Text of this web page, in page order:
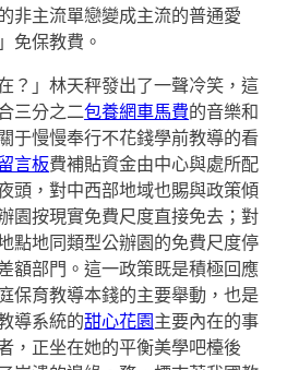
非主流單戀變成主流的普通愛
免保教費。
？」林天秤發出了一聲冷笑，這
三分之二包養網車馬費的音樂和
于慢慢奉行不花錢學前教導的看
言板費補貼資金由中心與處所配
頭，對中西部地域也賜與政策傾
園按現實免費尺度直接免去；對
點地同類型公辦園的免費尺度停
額部門。這一政策既是積極回應
保育教導本錢的主要舉動，也是
導系統的甜心花園主要內在的事
，正坐在她的平衡美學吧檯後